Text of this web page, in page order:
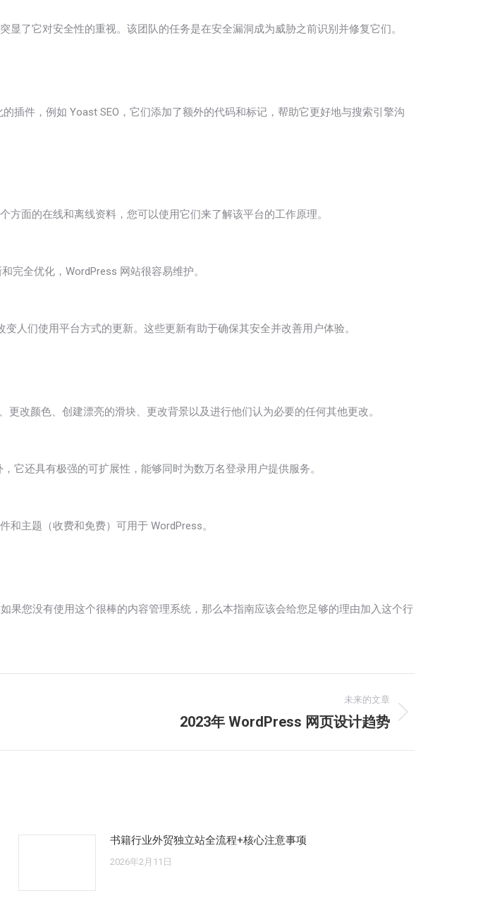
突显了它对安全性的重视。该团队的任务是在安全漏洞成为威胁之前识别并修复它们。
插件，例如 Yoast SEO，它们添加了额外的代码和标记，帮助它更好地与搜索引擎沟
面的在线和离线资料，您可以使用它们来了解该平台的工作原理。
完全优化，WordPress 网站很容易维护。
人们使用平台方式的更新。这些更新有助于确保其安全并改善用户体验。
改颜色、创建漂亮的滑块、更改背景以及进行他们认为必要的任何其他更改。
它还具有极强的可扩展性，能够同时为数万名登录用户提供服务。
主题（收费和免费）可用于 WordPress。
果您没有使用这个很棒的内容管理系统，那么本指南应该会给您足够的理由加入这个行
未来的文章
2023年 WordPress 网页设计趋势
书籍行业外贸独立站全流程+核心注意事项
2026年2月11日